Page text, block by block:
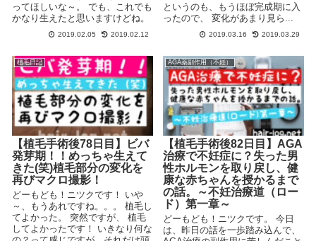
ってほしいな～。 でも、これでも
かなり生えたと思いますけどね。
2019.02.05 2019.02.12
というのも、もうほぼ完成期に入
ったので、 変化があまり見ら...
2019.03.16 2019.03.29
植毛日記
【植毛手術後78日目】ビバ
発芽期！！めっちゃ生えて
きた(笑)植毛部分の変化を
再びマクロ撮影！
どーもども！ニツクです！ いや
～、もうあれですね。。。 植毛し
てよかった。 突然ですが、 植毛
してよかったです！ いきなり何な
AGA薬副作用（不妊）
【植毛手術後82日目】AGA
治療で不妊症に？失った男
性ホルモンを取り戻し、健
康な赤ちゃんを授かるまで
の話。～不妊治療道（ロー
ド）第一章～
どーもども！ニツクです。 今日
は、昨日の話を一歩踏み込んで、